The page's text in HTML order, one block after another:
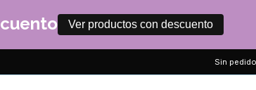
Ver productos con descuento
Sin